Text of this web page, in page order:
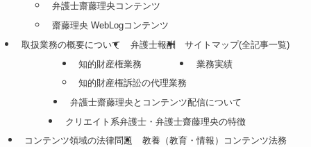
弁護士齋藤理央コンテンツ
齋藤理央 WebLogコンテンツ
取扱業務の概要について
弁護士報酬
サイトマップ(全記事一覧)
知的財産権業務
知的財産権訴訟の代理業務
業務実績
弁護士齋藤理央とコンテンツ配信について
クリエイト系弁護士・弁護士齋藤理央の特徴
コンテンツ領域の法律問題
教養（教育・情報）コンテンツ法務